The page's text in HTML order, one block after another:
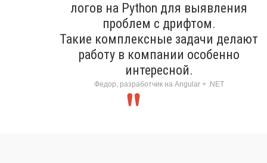
логов на Python для выявления
проблем с дрифтом.
Такие комплексные задачи делают
работу в компании особенно
интересной.
Федор, разработчик на Angular + .NET